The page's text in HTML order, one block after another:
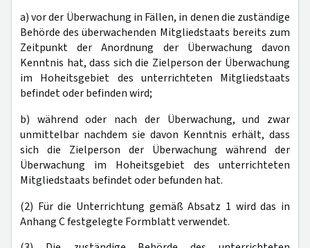
a) vor der Überwachung in Fällen, in denen die zuständige
Behörde des überwachenden Mitgliedstaats bereits zum
Zeitpunkt der Anordnung der Überwachung davon
Kenntnis hat, dass sich die Zielperson der Überwachung
im Hoheitsgebiet des unterrichteten Mitgliedstaats
befindet oder befinden wird;
b) während oder nach der Überwachung, und zwar
unmittelbar nachdem sie davon Kenntnis erhält, dass
sich die Zielperson der Überwachung während der
Überwachung im Hoheitsgebiet des unterrichteten
Mitgliedstaats befindet oder befunden hat.
(2) Für die Unterrichtung gemäß Absatz 1 wird das in
Anhang C festgelegte Formblatt verwendet.